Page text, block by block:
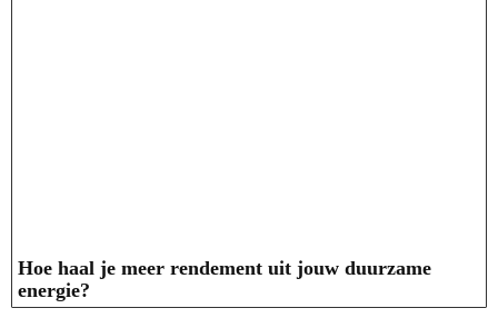
Hoe haal je meer rendement uit jouw duurzame
energie?